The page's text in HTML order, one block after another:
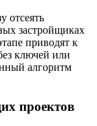
отсеять
застройщиках
приводят к
ключей или
алгоритм
проектов